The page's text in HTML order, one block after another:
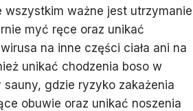
wszystkim ważne jest utrzymanie
myć ręce oraz unikać
na inne części ciała ani na
unikać chodzenia boso w
gdzie ryzyko zakażenia
obuwie oraz unikać noszenia